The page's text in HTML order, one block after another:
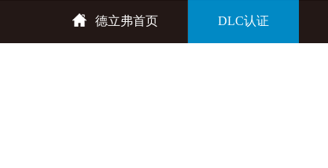
德立弗首页 DLC认证